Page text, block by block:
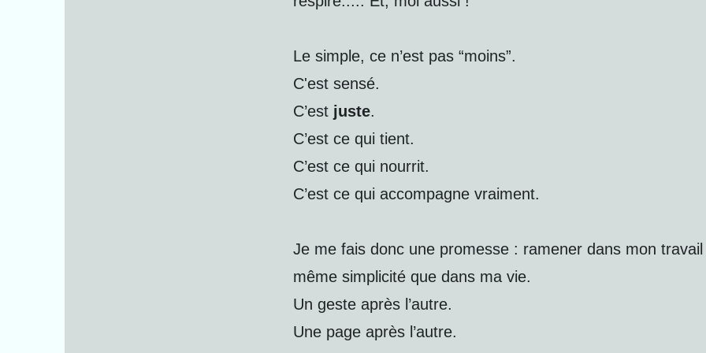
Le simple, ce n’est pas “moins”.
C'est sensé.
C’est juste.
C’est ce qui tient.
C’est ce qui nourrit.
C’est ce qui accompagne vraiment.
Je me fais donc une promesse : ramener dans mon travail
même simplicité que dans ma vie.
Un geste après l’autre.
Une page après l’autre.